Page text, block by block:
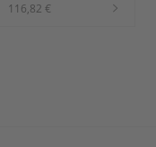
116,82 €